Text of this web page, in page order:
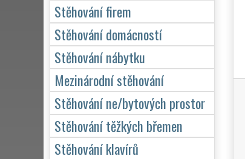
Stěhování firem
Stěhování domácností
Stěhování nábytku
Mezinárodní stěhování
Stěhování ne/bytových prostor
Stěhování těžkých břemen
Stěhování klavírů